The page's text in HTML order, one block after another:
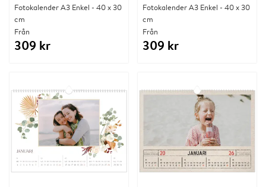
Fotokalender A3 Enkel - 40 x 30
cm
Från
309 kr
Fotokalender A3 Enkel - 40 x 30
cm
Från
309 kr